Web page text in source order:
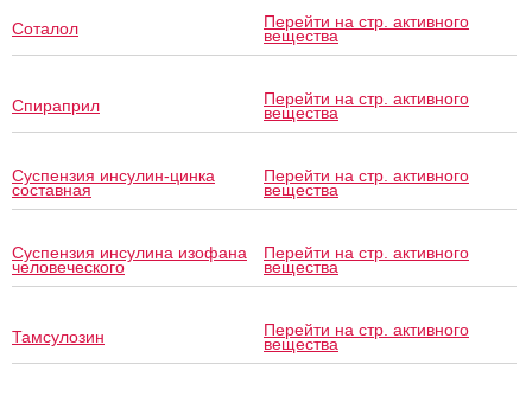
Соталол Перейти на стр. активного
вещества
Спираприл Перейти на стр. активного
вещества
Суспензия инсулин-цинка
составная
Перейти на стр. активного
вещества
Суспензия инсулина изофана
человеческого
Перейти на стр. активного
вещества
Тамсулозин Перейти на стр. активного
вещества